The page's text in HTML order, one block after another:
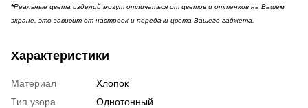
*Реальные цвета изделий могут отличаться от цветов и оттенков на Вашем
экране, это зависит от настроек и передачи цвета Вашего гаджета.
Характеристики
Материал
Хлопок
Тип узора
Однотонный